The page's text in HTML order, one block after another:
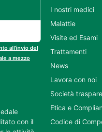
all’invio del
a mezzo
con il
I nostri medici
Malattie
Visite ed Esami
Trattamenti
News
Lavora con noi
Società
Etica e
Codice di